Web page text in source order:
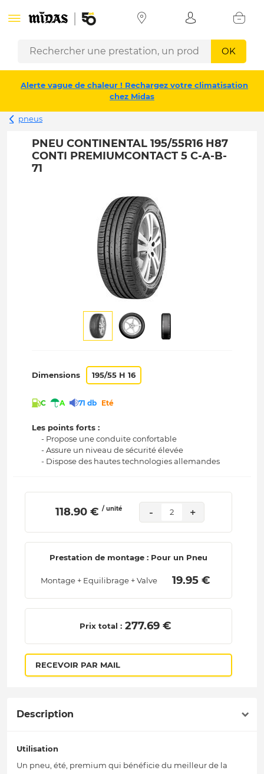
OK
Alerte vague de chaleur ! Rechargez votre climatisation
chez Midas
pneus
PNEU CONTINENTAL 195/55R16 H87
CONTI PREMIUMCONTACT 5 C-A-B-
71
Dimensions 195/55 H 16
C A 71 db Eté
Les points forts :
- Propose une conduite confortable
- Assure un niveau de sécurité élevée
- Dispose des hautes technologies allemandes
118.90 € / unité - 2 +
Prestation de montage : Pour un Pneu
Montage + Equilibrage + Valve 19.95 €
Prix total : 277.69 €
RECEVOIR PAR MAIL
Description
Utilisation
Un pneu, été, premium qui bénéficie du meilleur de la